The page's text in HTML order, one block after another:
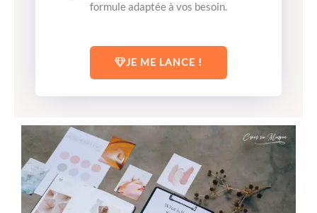
formule adaptée à vos besoin.
JE ME LANCE !